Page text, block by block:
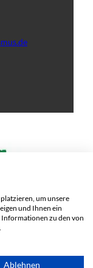
um unsere
und Ihnen ein
zu den von
Ablehnen